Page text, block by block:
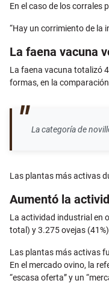
En el caso de los corrales
“Hay un corrimiento de la
La faena vacuna
La faena vacuna totalizó
formas, en la
La categoría de
Las plantas más activas
Aumentó la
La actividad industrial en
total) y 3.275 ovejas
Las plantas más activas
En el mercado ovino, la
“escasa oferta” y un